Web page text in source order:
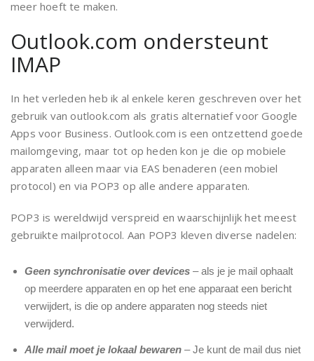
meer hoeft te maken.
Outlook.com ondersteunt
IMAP
In het verleden heb ik al enkele keren geschreven over het
gebruik van outlook.com als gratis alternatief voor Google
Apps voor Business. Outlook.com is een ontzettend goede
mailomgeving, maar tot op heden kon je die op mobiele
apparaten alleen maar via EAS benaderen (een mobiel
protocol) en via POP3 op alle andere apparaten.
POP3 is wereldwijd verspreid en waarschijnlijk het meest
gebruikte mailprotocol. Aan POP3 kleven diverse nadelen:
Geen synchronisatie over devices – als je je mail ophaalt
op meerdere apparaten en op het ene apparaat een bericht
verwijdert, is die op andere apparaten nog steeds niet
verwijderd.
Alle mail moet je lokaal bewaren – Je kunt de mail dus niet